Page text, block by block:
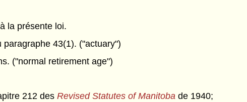
la présente loi.
43(1). ("actuary")
("normal retirement age")
212 des Revised Statutes of Manitoba de 1940;